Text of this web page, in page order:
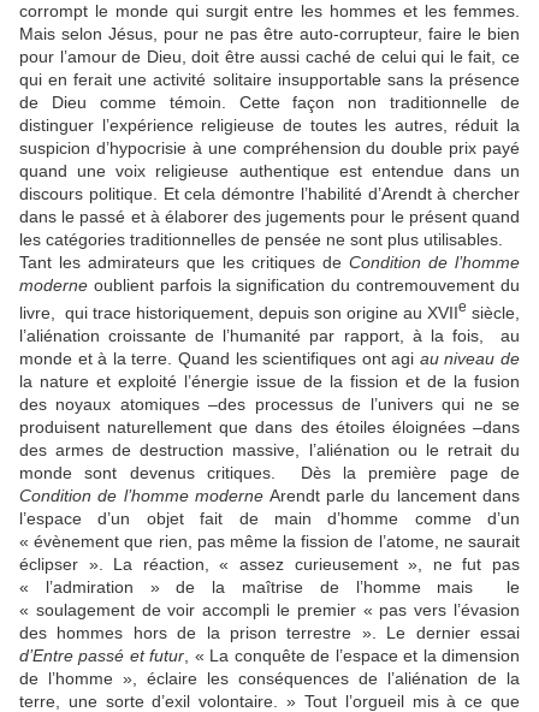
corrompt le monde qui surgit entre les hommes et les femmes.
Mais selon Jésus, pour ne pas être auto-corrupteur, faire le bien
pour l’amour de Dieu, doit être aussi caché de celui qui le fait, ce
qui en ferait une activité solitaire insupportable sans la présence
de Dieu comme témoin. Cette façon non traditionnelle de
distinguer l’expérience religieuse de toutes les autres, réduit la
suspicion d’hypocrisie à une compréhension du double prix payé
quand une voix religieuse authentique est entendue dans un
discours politique. Et cela démontre l’habilité d’Arendt à chercher
dans le passé et à élaborer des jugements pour le présent quand
les catégories traditionnelles de pensée ne sont plus utilisables.
Tant les admirateurs que les critiques de Condition de l’homme
moderne oublient parfois la signification du contremouvement du
livre, qui trace historiquement, depuis son origine au XVIIe siècle,
l’aliénation croissante de l’humanité par rapport, à la fois, au
monde et à la terre. Quand les scientifiques ont agi au niveau de
la nature et exploité l’énergie issue de la fission et de la fusion
des noyaux atomiques –des processus de l’univers qui ne se
produisent naturellement que dans des étoiles éloignées –dans
des armes de destruction massive, l’aliénation ou le retrait du
monde sont devenus critiques. Dès la première page de
Condition de l’homme moderne Arendt parle du lancement dans
l’espace d’un objet fait de main d’homme comme d’un
« évènement que rien, pas même la fission de l’atome, ne saurait
éclipser ». La réaction, « assez curieusement », ne fut pas
« l’admiration » de la maîtrise de l’homme mais le
« soulagement de voir accompli le premier « pas vers l’évasion
des hommes hors de la prison terrestre ». Le dernier essai
d’Entre passé et futur , « La conquête de l’espace et la dimension
de l’homme », éclaire les conséquences de l’aliénation de la
terre, une sorte d’exil volontaire. » Tout l’orgueil mis à ce que